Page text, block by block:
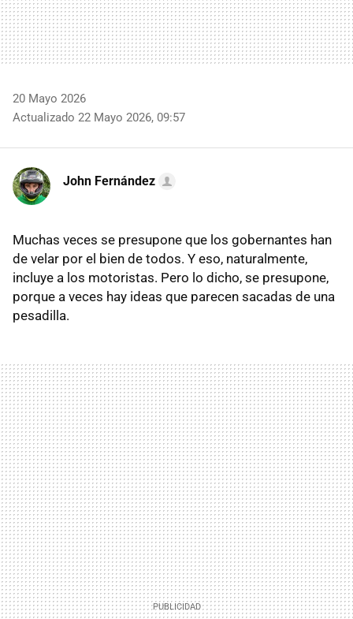
20 Mayo 2026
Actualizado 22 Mayo 2026, 09:57
John Fernández
Muchas veces se presupone que los gobernantes han
de velar por el bien de todos. Y eso, naturalmente,
incluye a los motoristas. Pero lo dicho, se presupone,
porque a veces hay ideas que parecen sacadas de una
pesadilla.